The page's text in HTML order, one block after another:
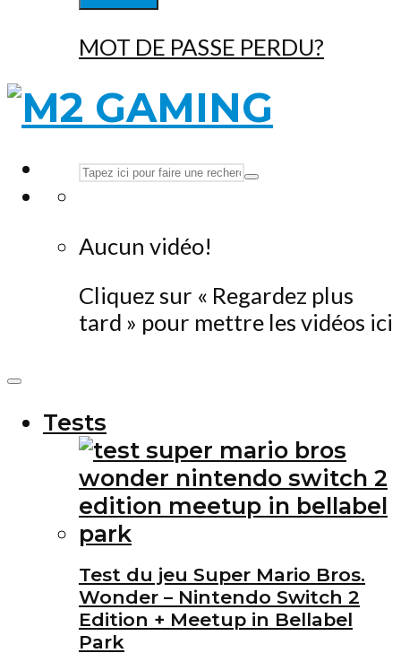
MOT DE PASSE PERDU?
Aucun vidéo!
Cliquez sur « Regardez plus
tard » pour mettre les vidéos ici
Tests
Test du jeu Super Mario Bros.
Wonder – Nintendo Switch 2
Edition + Meetup in Bellabel
Park